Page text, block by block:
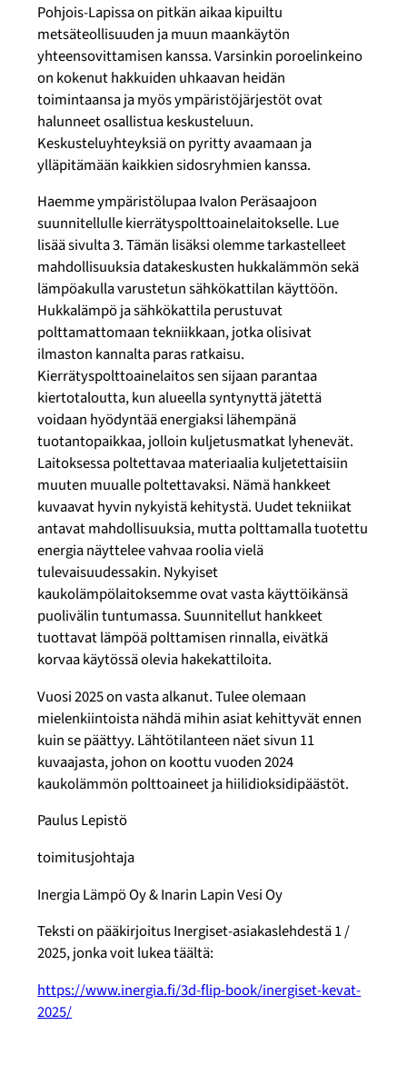
Pohjois-Lapissa on pitkän aikaa kipuiltu
metsäteollisuuden ja muun maankäytön
yhteensovittamisen kanssa. Varsinkin poroelinkeino
on kokenut hakkuiden uhkaavan heidän
toimintaansa ja myös ympäristöjärjestöt ovat
halunneet osallistua keskusteluun.
Keskusteluyhteyksiä on pyritty avaamaan ja
ylläpitämään kaikkien sidosryhmien kanssa.
Haemme ympäristölupaa Ivalon Peräsaajoon
suunnitellulle kierrätyspolttoainelaitokselle. Lue
lisää sivulta 3. Tämän lisäksi olemme tarkastelleet
mahdollisuuksia datakeskusten hukkalämmön sekä
lämpöakulla varustetun sähkökattilan käyttöön.
Hukkalämpö ja sähkökattila perustuvat
polttamattomaan tekniikkaan, jotka olisivat
ilmaston kannalta paras ratkaisu.
Kierrätyspolttoainelaitos sen sijaan parantaa
kiertotaloutta, kun alueella syntynyttä jätettä
voidaan hyödyntää energiaksi lähempänä
tuotantopaikkaa, jolloin kuljetusmatkat lyhenevät.
Laitoksessa poltettavaa materiaalia kuljetettaisiin
muuten muualle poltettavaksi. Nämä hankkeet
kuvaavat hyvin nykyistä kehitystä. Uudet tekniikat
antavat mahdollisuuksia, mutta polttamalla tuotettu
energia näyttelee vahvaa roolia vielä
tulevaisuudessakin. Nykyiset
kaukolämpölaitoksemme ovat vasta käyttöikänsä
puolivälin tuntumassa. Suunnitellut hankkeet
tuottavat lämpöä polttamisen rinnalla, eivätkä
korvaa käytössä olevia hakekattiloita.
Vuosi 2025 on vasta alkanut. Tulee olemaan
mielenkiintoista nähdä mihin asiat kehittyvät ennen
kuin se päättyy. Lähtötilanteen näet sivun 11
kuvaajasta, johon on koottu vuoden 2024
kaukolämmön polttoaineet ja hiilidioksidipäästöt.
Paulus Lepistö
toimitusjohtaja
Inergia Lämpö Oy & Inarin Lapin Vesi Oy
Teksti on pääkirjoitus Inergiset-asiakaslehdestä 1 /
2025, jonka voit lukea täältä:
https://www.inergia.fi/3d-flip-book/inergiset-kevat-
2025/